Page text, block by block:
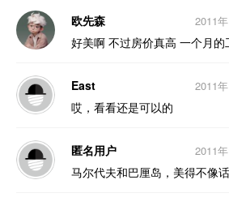
欧先森
好美啊 不过房价真高 一个月
2011
East
哎，看看还是可以的
2011
匿名用户
马尔代夫和巴厘岛，美得不像
2011